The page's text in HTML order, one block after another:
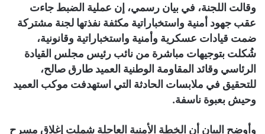
وقالت اللجنة، في بيان رسمي، إن عملية الضبط جاءت
عقب جهود أمنية واستخباراتية مكثفة نفذتها لجنة مشتركة
ضمت قيادات عسكرية وأمنية واستخباراتية وقانونية،
شُكلت بتوجيهات مباشرة من نائب رئيس مجلس القيادة
الرئاسي وقائد المقاومة الوطنية العميد طارق صالح،
للتحقيق في ملابسات الحادثة التي استهدفت موكب العميد
وحيش بعبوة ناسفة.
وأوضح البيان أن الخطة الأمنية العاجلة شملت إغلاق مسرح